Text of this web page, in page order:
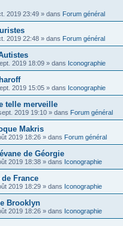
2019 23:49 » dans Forum général
2019 22:48 » dans Forum général
2019 18:09 » dans Iconographie
2019 15:05 » dans Iconographie
telle merveille
2019 19:10 » dans Forum général
Makris
2019 18:26 » dans Forum général
de Géorgie
2019 18:38 » dans Iconographie
France
2019 18:29 » dans Iconographie
Brooklyn
2019 18:26 » dans Iconographie